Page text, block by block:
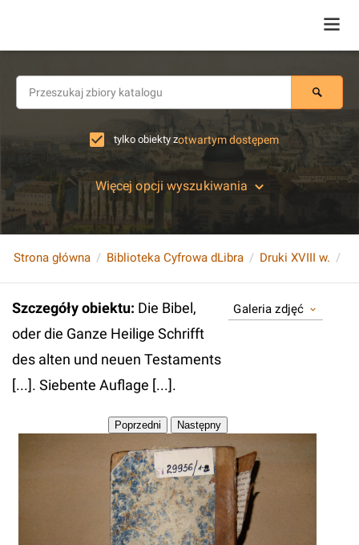
tylko obiekty zotwartym dostępem
Więcej opcji wyszukiwania
Strona główna Biblioteka Cyfrowa dLibra Druki XVIII w.
Szczegóły obiektu: Die Bibel,
oder die Ganze Heilige Schrifft
des alten und neuen Testaments
[...]. Siebente Auflage [...].
Galeria zdjęć